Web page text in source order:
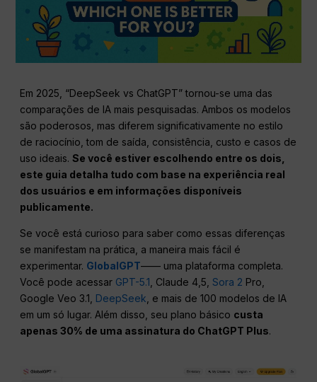
Em 2025, “DeepSeek vs ChatGPT” tornou-se uma das
comparações de IA mais pesquisadas. Ambos os modelos
são poderosos, mas diferem significativamente no estilo
de raciocínio, tom de saída, consistência, custo e casos de
uso ideais.Se você estiver escolhendo entre os dois,
este guia detalha tudo com base na experiência real
dos usuários e em informações disponíveis
publicamente.
Se você está curioso para saber como essas diferenças
se manifestam na prática, a maneira mais fácil é
experimentar. GlobalGPT—— uma plataforma completa.
Você pode acessar GPT-5.1 , Claude 4,5,Sora 2 Pro,
Google Veo 3.1, DeepSeek , e mais de 100 modelos de IA
em um só lugar. Além disso, seu plano básico custa
apenas 30% de uma assinatura do ChatGPT Plus.